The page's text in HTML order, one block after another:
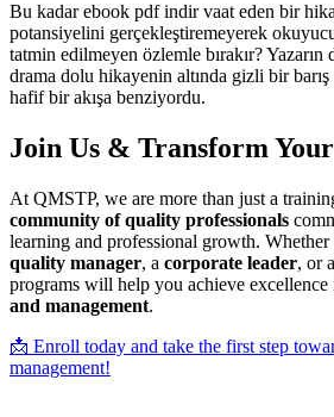
Bu kadar ebook pdf indir vaat eden bir
potansiyelini gerçekleştiremeyerek
tatmin edilmeyen özlemle bırakır? Yazarın
drama dolu hikayenin altında gizli bir
hafif bir akışa benziyordu.
Join Us & Transform
At QMSTP, we are more than just a
community of quality professionals
learning and professional growth. Whether
quality manager, a corporate leader, or
programs will help you achieve excellence
and management.
📩 Enroll today and take the first step
management!